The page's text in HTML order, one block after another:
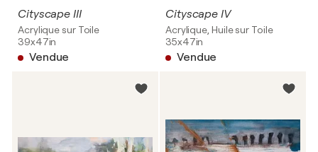
Cityscape III
Acrylique sur Toile
39x47in
Vendue
Cityscape IV
Acrylique, Huile sur Toile
35x47in
Vendue